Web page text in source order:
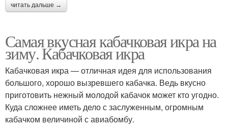
читать дальше →
Самая вкусная кабачковая икра на
зиму. Кабачковая икра
Кабачковая икра — отличная идея для использования
большого, хорошо вызревшего кабачка. Ведь вкусно
приготовить нежный молодой кабачок может кто угодно.
Куда сложнее иметь дело с заслуженным, огромным
кабачком величиной с авиабомбу.